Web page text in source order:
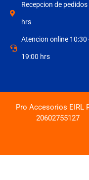
Recepcion de pedidos
hrs
Atencion online 10:30
19:00 hrs
Pro Accesorios EIRL
20602755127